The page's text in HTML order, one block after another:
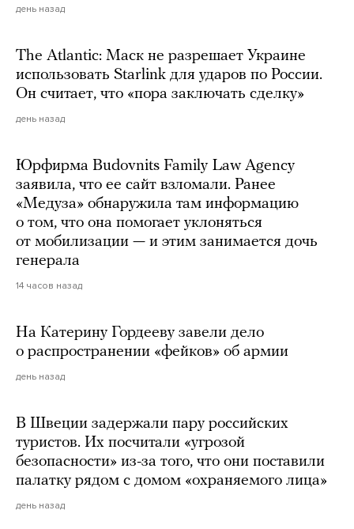
день назад
The Atlantic: Маск не разрешает Украине
использовать Starlink для ударов по России.
Он считает, что «пора заключать сделку»
день назад
Юрфирма Budovnits Family Law Agency
заявила, что ее сайт взломали. Ранее
«Медуза» обнаружила там информацию
о том, что она помогает уклоняться
от мобилизации — и этим занимается дочь
генерала
14 часов назад
На Катерину Гордееву завели дело
о распространении «фейков» об армии
день назад
В Швеции задержали пару российских
туристов. Их посчитали «угрозой
безопасности» из-за того, что они поставили
палатку рядом с домом «охраняемого лица»
день назад